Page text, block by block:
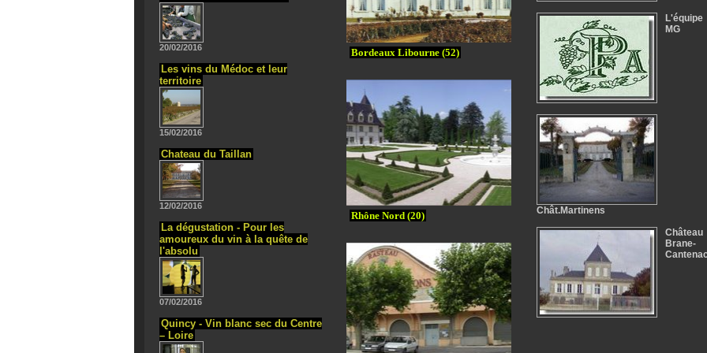
20/02/2016
Les vins du Médoc et leur
territoire
15/02/2016
Chateau du Taillan
12/02/2016
La dégustation - Pour les
amoureux du vin à la quête de
l'absolu
07/02/2016
Quincy - Vin blanc sec du Centre
– Loire
Bordeaux Libourne (52)
Rhône Nord (20)
L'équipe
MG
Chât.Martinens
Château
Brane-